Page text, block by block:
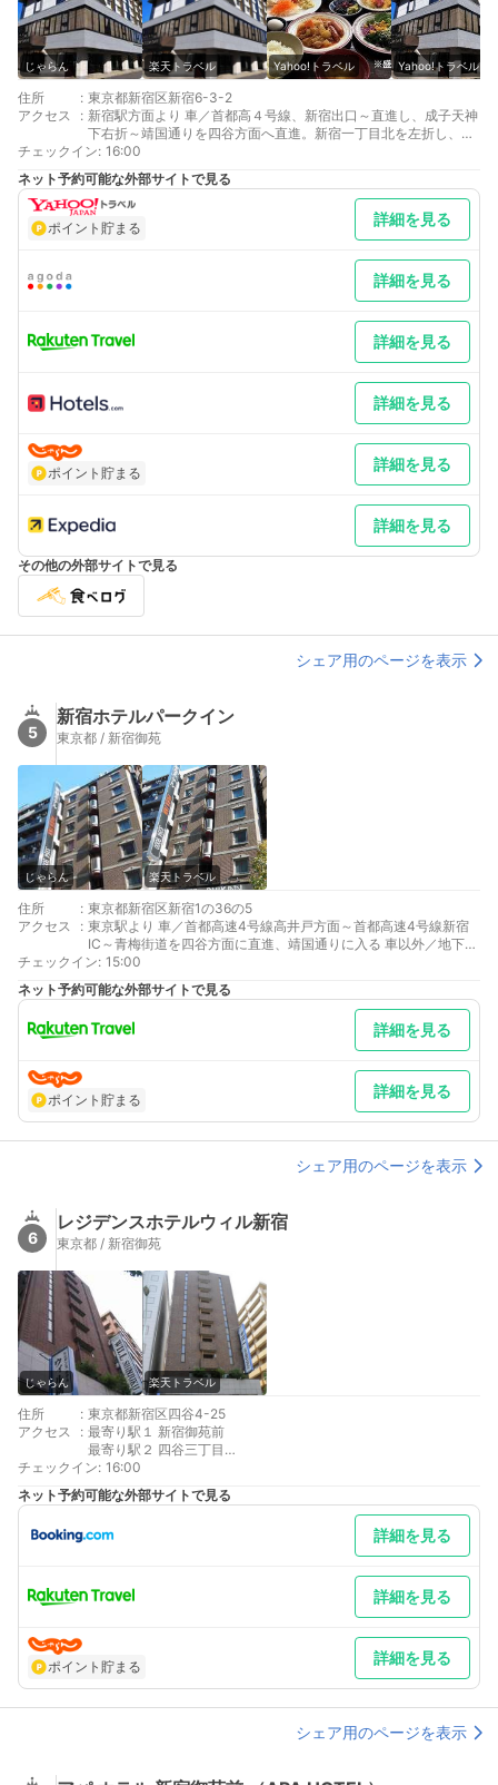
じゃらん 楽天トラベル Yahoo!トラベル Yahoo!トラベル
住所 : 東京都新宿区新宿6-3-2
アクセス
: 新宿駅方面より 車／首都高４号線、新宿出口～直進し、成子天神
下右折～靖国通りを四谷方面へ直進。新宿一丁目北を左折し、天
神小南右折 車以外／都営地下鉄新宿三丁目駅下車。Ｃ７番出口よ
り徒歩７分
東京駅方面より 車／首都高４号線、外苑出口を出て左折し、外苑
東大通りへ ～目白方面へ向かい、合羽坂を左折～靖国通りを新
宿方面に向かい、富久町交差点を斜め右へ直進 車以外／東京メト
ロ丸の内線新宿御苑前駅下車。１番出口より徒歩７分
補足 車／駐車場は、宿泊予約後にお電話にてご連絡ください。大
歩約１５分 新宿駅西口より徒歩約２５分
チェックイン: 16:00
ネット予約可能な外部サイトで見る
ポイント貯まる 詳細を見る
詳細を見る
詳細を見る
詳細を見る
ポイント貯まる 詳細を見る
詳細を見る
その他の外部サイトで見る
シェア用のページを表示
5
新宿ホテルパークイン
東京都 / 新宿御苑
じゃらん 楽天トラベル
住所 : 東京都新宿区新宿1の36の5
アクセス
: 東京駅より 車／首都高速4号線高井戸方面～首都高速4号線新宿
IC～青梅街道を四谷方面に直進、靖国通りに入る 車以外／地下鉄
丸ノ内線、新宿御苑駅より徒歩2分
新宿駅より 車以外／都営新宿線、新宿3丁目駅より徒歩5分
最寄り駅１ 新宿御苑前
補足 車／靖国通り「新宿～北」交差点を右折。
チェックイン: 15:00
ネット予約可能な外部サイトで見る
詳細を見る
ポイント貯まる 詳細を見る
シェア用のページを表示
6
レジデンスホテルウィル新宿
東京都 / 新宿御苑
じゃらん 楽天トラベル
住所 : 東京都新宿区四谷4-25
アクセス
: 最寄り駅１ 新宿御苑前
最寄り駅２ 四谷三丁目
補足 車／コインパーキング徒歩５分以内にあります。 車以外／
当ホテルの場所の検索はグーグルマップでホテル名入力ください
チェックイン: 16:00
ネット予約可能な外部サイトで見る
詳細を見る
詳細を見る
ポイント貯まる 詳細を見る
シェア用のページを表示